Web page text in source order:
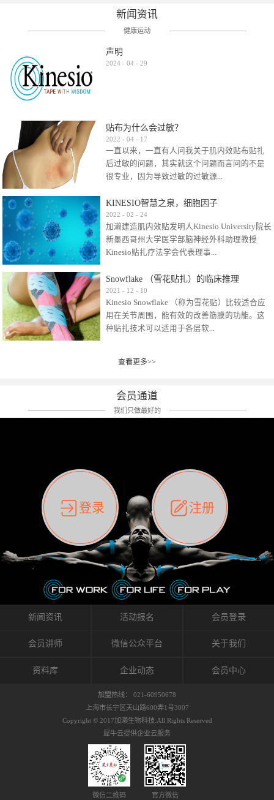
新闻资讯
健康运动
声明
2024 - 04 - 29
贴布为什么会过敏？
2022 - 04 - 17
一直以来，一直有人问我关于肌内效贴布贴扎
后过敏的问题，其实就这个问题而言问的不是
很专业，因为导致过敏的过敏源...
很多，比如试穿件衣服有时都会过敏，特定条
件下吃东西有时也会过敏，难道不吃不穿了？
其他品牌的在此我们不予评价，就KINESIO肌内
效贴布来说，40多年的研究开发制造肌内效贴
比如我本人，几乎天天接触KINESIO肌内效，无
论从皮肤适应性还是本人皮肤本身就不属于不
易过敏的那种，基本不会有过敏瘙痒的情况。
但是，当身体不适、休息不好、持续紧张等特
殊因素的影响下，有时还是会出现瘙痒过敏的
前后后居家近30天左右，感觉日子都日夜颠倒
痛影响走路。当天疼痛部贴了EDF和胃十字，膝
关节贴了半月板贴布。第2天第12肋部的EDF和
消失，贴布也没有出现进一步瘙痒过敏。而膝
关节的半月板贴布张力用的100%，但自始至终
它都很坚强的贴着，没有出现过任何瘙痒的迹
象。不同的条件下，同一个身体，不同的部位
皮肤的敏感度也有不同。因此我们KINESIO要做
的，是在研发生产过程中竭尽全力的降低致敏
性，减少贴布本身带来的致敏率。那到底是什
么原因引起的过敏瘙痒呢？我整理了以下内容
仅供大家参考，希望能给予大家帮助。首先我
们分析解剖下过敏的原因，然后简说一下
KINESIO贴布贴扎后预防应对。我把导致过敏的
原因，简单分为外因和内因。外因1，贴布贴布
括：1）面料的伸展率、回缩率、纤维的刺激
能会给皮肤带来过度的刺激，从而引起过敏瘙
KINESIO智慧之泉，细胞因子
2022 - 02 - 24
加濑建造肌内效贴发明人Kinesio University院长
新墨西哥州大学医学部脑神经外科助理教授
Kinesio贴扎疗法学会代表理事...
Kinesio Taping Association International
（KTAI）名誉会长 身体具有免疫、疼痛、细胞
破坏、发热、修复、增殖、再生等自然愈合能
力。 多作为细胞因子存在于皮肤表皮、真皮、
扎疗法）的效果是通过创造一个环境，使每种
以激发身体的自然愈合能力。 通常，药物会削
弱细胞因子的作用，单方面还会引起副作用的
症状。 与此相比，Kinesio肌内效贴创造了细
的控制仍有许多未知。 细胞因子是一种酵素，
各种各样的酵素起着适当的作用，为细胞创造
了适合居住的环境。 在现代医学上，这种细胞
因子是一种酶的观点往往被否定，但在体内有
有毒细菌和无毒细菌，它们起着保持身体平衡
的作用。 Kinesio肌内效贴不像药物那样在短时
间内表现出症状，而是通过花费时间创造一个
对身体没有伤害（副作用等）的环境来减轻症
状。 但是，由于营养、精神、运动的平衡被破
坏，各种细胞就会发生病态变化。 在一定的状
态下，细胞因子会自动捕捉异常，并在细胞之
间传递适当的修复信息。可以收集各自所需的
因子级联；细胞因子的连锁反应）。 如果这种
者甚至提供不需要的物质。 因此，身体所需的
自然愈合能力不仅不能发挥作用，反而会造成
恶化的环境。Kinesio肌内效贴的作用，就是解
决这些问题。 KinesioTaping ® （Kinesio贴扎
疗法）的概念是空（空间），动（流动），冷
（抑制热的上升），为了实现这些，贴布的质
作出来。 特别地，Kinesio Medical
Tappling®（Kinesio医疗贴扎）通过从皮肤表面
长时间给予适...
Snowflake （雪花贴扎）的临床推理
2021 - 12 - 10
Kinesio Snowflake （称为雪花贴）比较适合应
用在关节周围，能有效的改善筋膜的功能。这
种贴扎技术可以适用于各层软...
组织:肌肉，肌腱，韧带（主要围绕有问题的关
状，而是指贴布本身很重量，以及贴布刺激的
类型。贴布的应用充分利用了体内由间质液组
成的自然流体力学的流体层。这种轻微的刺激
间，还可以在单片贴布上提供支持和深度刺
激。通过对间质液的适当控制，可以连接皮下
筋膜，对关节进行非常轻柔的刺激，增加患部
的治疗区域。 snowflake“雪花”贴布不会妨碍皮
肤上下左右运动，有效的辅助修复关节周围组
织的筋膜。它可以作用于关节或肌肉表面，释
放压力，刺激深层筋膜。“雪花”贴扎疗法是一
种可以改变肌肉、筋膜和间质液之间自然流动
关系的方法。 间质液间质被称为人体的新器
官。研究人员认为，整个身体的网络是由坚韧
且柔软的蛋白质结构所支撑的相互连接的充满
流体的空间构成的。如果作为脏器，这是人体
最大的脏器，约占体重的20%（相比之下，皮
内流通，有助于细胞的再生和恢复。“1”“雪花”
周围进行轻柔的刺激，改善受影响的关节和肌
到辅助修复损伤组织的作用。对组织的营养供
膜，韧带和关节周围皮下组织的关节囊。 流
体力学理论加濑博士-Kinesio肌内效贴布的发明
人流体力学理论是以对日常生活产生反复影响
的纤细筋膜的性质为焦点。 筋膜容易受到外部
查看更多>>
会员通道
我们只做最好的
登录 注册
新闻资讯 活动报名 会员登录
会员讲师 微信公众平台 关于我们
资料库 企业动态 会员中心
加盟热线： 021-60950678
上海市长宁区天山路600弄1号3007
Copyright © 2017加濑生物科技.All Rights Reserved
犀牛云提供企业云服务
微信二维码 官方微信